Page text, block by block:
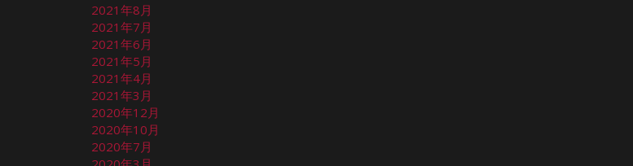
2021年8月
2021年7月
2021年6月
2021年5月
2021年4月
2021年3月
2020年12月
2020年10月
2020年7月